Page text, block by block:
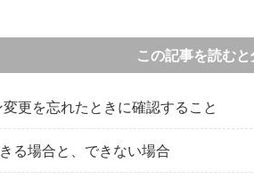
この記事を読む
更を忘れたときに確認すること
る場合と、できない場合